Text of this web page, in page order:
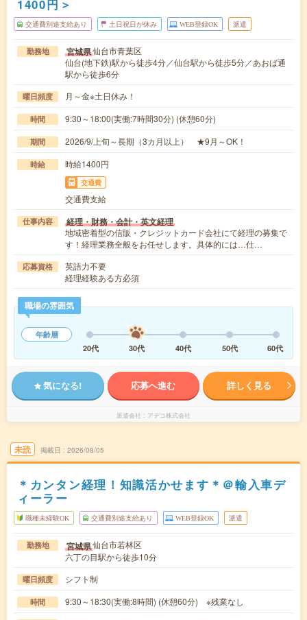
1400円＞
交通費別途支給あり 土日祝日が休み WEB登録OK 派遣
勤務地 宮城県仙台市青葉区
仙台(地下鉄)駅から徒歩4分／仙台駅から徒歩5分／あおば通
駅から徒歩6分
曜日頻度 月～金※土日休み！
時間 9:30～18:00(実働:7時間30分) (休憩60分)
期間 2026/9/上旬～長期（3カ月以上） ★9月～OK！
時給 時給1400円
交通費
交通費支給
仕事内容 経理・財務・会計・英文経理
地域密着型の信販・クレジットカード会社にて経理の募集で
す！経理業務全般をお任せします。具体的には…仕…
応募資格
英語力不要
経理経験ある方必須
職場の雰囲気
年齢層
20代
30代 40代 50代 60代
気になる! 応募へ進む 詳しく見る
派遣会社 アデコ株式会社
未読 掲載日 2026/08/05
＊カンタン経理！知識活かせます＊＠輸入車デ
ィーラー
職種未経験OK 交通費別途支給あり WEB登録OK 派遣
勤務地 宮城県仙台市若林区
六丁の目駅から徒歩10分
曜日頻度 シフト制
時間 9:30～18:30(実働:8時間) (休憩60分) ※残業なし